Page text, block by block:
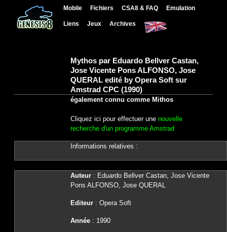
Mobile Fichiers CSA8 & FAQ Emulation
Liens Jeux Archives
Mythos par Eduardo Bellver Castan,
Jose Vicente Pons ALFONSO, Jose
QUERAL edité by Opera Soft sur
Amstrad CPC (1990)
également connu comme Mithos
Cliquez ici pour effectuer une nouvelle
recherche d'un programme Amstrad
Informations relatives :
Auteur: Eduardo Bellver Castan, Jose Vicente
Pons ALFONSO, Jose QUERAL
Editeur: Opera Soft
Année: 1990